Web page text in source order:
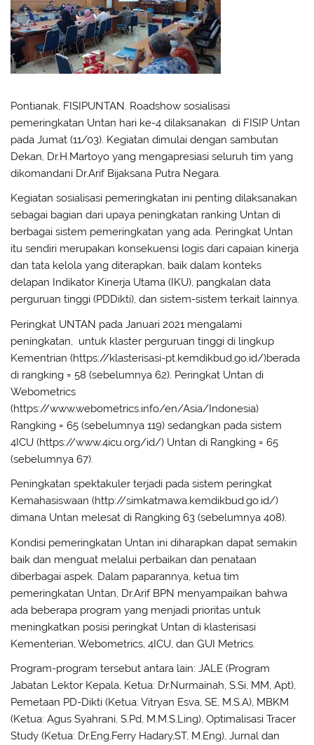
Pontianak, FISIPUNTAN. Roadshow sosialisasi
pemeringkatan Untan hari ke-4 dilaksanakan di FISIP Untan
pada Jumat (11/03). Kegiatan dimulai dengan sambutan
Dekan, Dr.H.Martoyo yang mengapresiasi seluruh tim yang
dikomandani Dr.Arif Bijaksana Putra Negara.
Kegiatan sosialisasi pemeringkatan ini penting dilaksanakan
sebagai bagian dari upaya peningkatan ranking Untan di
berbagai sistem pemeringkatan yang ada. Peringkat Untan
itu sendiri merupakan konsekuensi logis dari capaian kinerja
dan tata kelola yang diterapkan, baik dalam konteks
delapan Indikator Kinerja Utama (IKU), pangkalan data
perguruan tinggi (PDDikti), dan sistem-sistem terkait lainnya.
Peringkat UNTAN pada Januari 2021 mengalami
peningkatan, untuk klaster perguruan tinggi di lingkup
Kementrian (https://klasterisasi-pt.kemdikbud.go.id/)berada
di rangking = 58 (sebelumnya 62). Peringkat Untan di
Webometrics
(https://www.webometrics.info/en/Asia/Indonesia)
Rangking = 65 (sebelumnya 119) sedangkan pada sistem
4ICU (https://www.4icu.org/id/) Untan di Rangking = 65
(sebelumnya 67).
Peningkatan spektakuler terjadi pada sistem peringkat
Kemahasiswaan (http://simkatmawa.kemdikbud.go.id/)
dimana Untan melesat di Rangking 63 (sebelumnya 408).
Kondisi pemeringkatan Untan ini diharapkan dapat semakin
baik dan menguat melalui perbaikan dan penataan
diberbagai aspek. Dalam paparannya, ketua tim
pemeringkatan Untan, Dr.Arif BPN menyampaikan bahwa
ada beberapa program yang menjadi prioritas untuk
meningkatkan posisi peringkat Untan di klasterisasi
Kementerian, Webometrics, 4ICU, dan GUI Metrics.
Program-program tersebut antara lain: JALE (Program
Jabatan Lektor Kepala, Ketua: Dr.Nurmainah, S.Si, MM, Apt),
Pemetaan PD-Dikti (Ketua: Vitryan Esva, SE, M.S.A), MBKM
(Ketua: Agus Syahrani, S.Pd, M.M.S.Ling), Optimalisasi Tracer
Study (Ketua: Dr.Eng.Ferry Hadary,ST, M.Eng), Jurnal dan